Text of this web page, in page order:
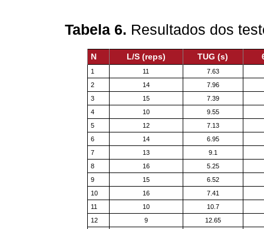
Tabela 6. Resultados dos
N L/S (reps) TUG (s)
1 11
7.63
2
14
7.96
3
15
7.39
4
10
9.55
5
12
7.13
6
14
6.95
7
13
9.1
8
16
5.25
9
15
6.52
10
16
7.41
11
10
10.7
12
9
12.65